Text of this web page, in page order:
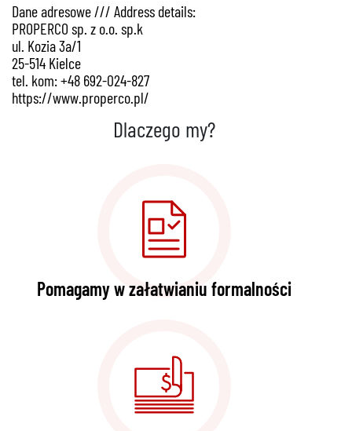
Dane adresowe /// Address details:
PROPERCO sp. z o.o. sp.k
ul. Kozia 3a/1
25-514 Kielce
tel. kom: +48 692-024-827
https://www.properco.pl/
Dlaczego my?
Pomagamy w załatwianiu formalności